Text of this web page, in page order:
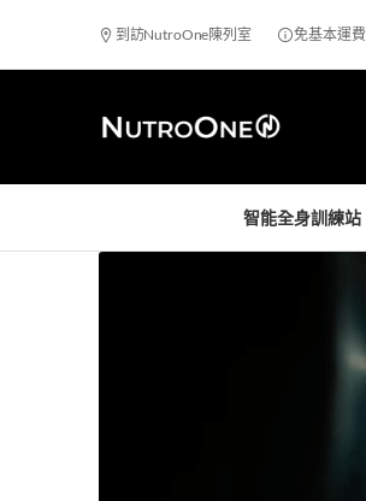
到訪NutroOne陳列室 免基本運費
智能全身訓練站